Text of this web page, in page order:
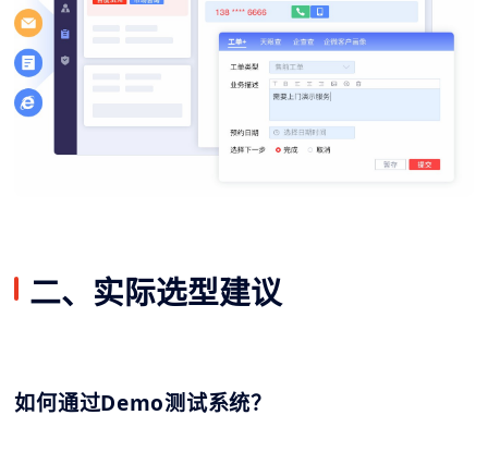
二、实际选型建议
如何通过Demo测试系统？